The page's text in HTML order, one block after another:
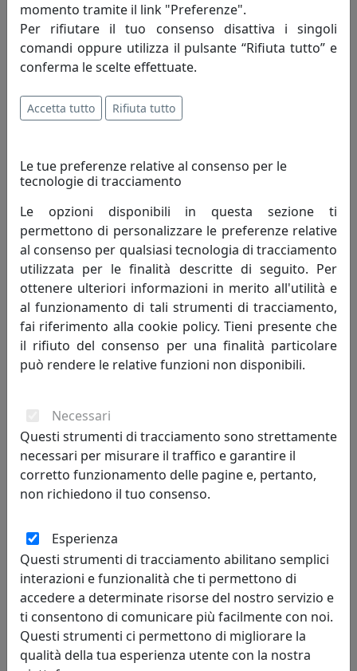
647,00 €
LAMPADA A SOSPENSIONE ARCHETYPE PL60 MOROSINI,
DIMMERABILE, CODICE 0641SO06BILW, COLORE BIANCO
Morosini
775,00 €
DIMMERABILE, CODICE 0641SO06CHLW, COLORE CHAMPAGNE
Morosini
854,00 €
momento tramite il link "Preferenze".
Per rifiutare il tuo consenso disattiva i singoli
comandi oppure utilizza il pulsante “Rifiuta tutto” e
conferma le scelte effettuate.
Accetta tutto Rifiuta tutto
Le tue preferenze relative al consenso per le
tecnologie di tracciamento
Le opzioni disponibili in questa sezione ti
permettono di personalizzare le preferenze relative
al consenso per qualsiasi tecnologia di tracciamento
utilizzata per le finalità descritte di seguito. Per
ottenere ulteriori informazioni in merito all'utilità e
al funzionamento di tali strumenti di tracciamento,
fai riferimento alla cookie policy. Tieni presente che
il rifiuto del consenso per una finalità particolare
può rendere le relative funzioni non disponibili.
Necessari
Questi strumenti di tracciamento sono strettamente
necessari per misurare il traffico e garantire il
corretto funzionamento delle pagine e, pertanto,
non richiedono il tuo consenso.
Esperienza
Questi strumenti di tracciamento abilitano semplici
interazioni e funzionalità che ti permettono di
accedere a determinate risorse del nostro servizio e
ti consentono di comunicare più facilmente con noi.
Questi strumenti ci permettono di migliorare la
qualità della tua esperienza utente con la nostra